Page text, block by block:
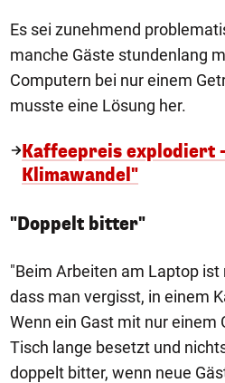
Es sei zunehmend
manche Gäste stundenlang
Computern bei nur einem
musste eine Lösung her.
Kaffeepreis explodiert
Klimawandel"
"Doppelt bitter"
"Beim Arbeiten am Laptop
dass man vergisst, in einem
Wenn ein Gast mit nur einem
Tisch lange besetzt und
doppelt bitter, wenn neue